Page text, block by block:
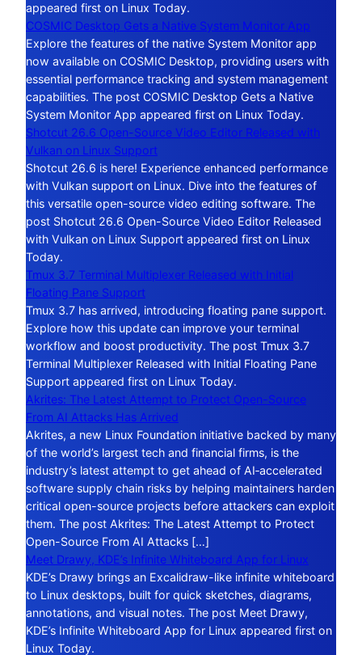
appeared first on Linux Today.
COSMIC Desktop Gets a Native System Monitor App
Explore the features of the native System Monitor app
now available on COSMIC Desktop, providing users with
essential performance tracking and system management
capabilities. The post COSMIC Desktop Gets a Native
System Monitor App appeared first on Linux Today.
Shotcut 26.6 Open-Source Video Editor Released with
Vulkan on Linux Support
Shotcut 26.6 is here! Experience enhanced performance
with Vulkan support on Linux. Dive into the features of
this versatile open-source video editing software. The
post Shotcut 26.6 Open-Source Video Editor Released
with Vulkan on Linux Support appeared first on Linux
Today.
Tmux 3.7 Terminal Multiplexer Released with Initial
Floating Pane Support
Tmux 3.7 has arrived, introducing floating pane support.
Explore how this update can improve your terminal
workflow and boost productivity. The post Tmux 3.7
Terminal Multiplexer Released with Initial Floating Pane
Support appeared first on Linux Today.
Akrites: The Latest Attempt to Protect Open-Source
From AI Attacks Has Arrived
Akrites, a new Linux Foundation initiative backed by many
of the world’s largest tech and financial firms, is the
industry’s latest attempt to get ahead of AI‑accelerated
software supply chain risks by helping maintainers harden
critical open-source projects before attackers can exploit
them. The post Akrites: The Latest Attempt to Protect
Open-Source From AI Attacks […]
Meet Drawy, KDE’s Infinite Whiteboard App for Linux
KDE’s Drawy brings an Excalidraw-like infinite whiteboard
to Linux desktops, built for quick sketches, diagrams,
annotations, and visual notes. The post Meet Drawy,
KDE’s Infinite Whiteboard App for Linux appeared first on
Linux Today.